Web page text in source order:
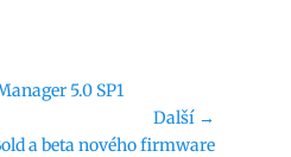
5.0 SP1
Další →
a beta nového firmware